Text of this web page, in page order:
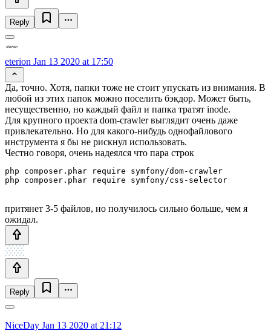
Reply
eterion Jan 13 2020 at 17:50
Да, точно. Хотя, папки тоже не стоит упускать из внимания. В
любой из этих папок можно поселить бэкдор. Может быть,
несущественно, но каждый файл и папка тратят inode.
Для крупного проекта dom-crawler выглядит очень даже
привлекательно. Но для какого-нибудь однофайлового
инструмента я бы не рискнул использовать.
Честно говоря, очень надеялся что пара строк
php composer.phar require symfony/dom-crawler
притянет 3-5 файлов, но получилось сильно больше, чем я
ожидал.
Reply
NiceDay Jan 13 2020 at 21:12